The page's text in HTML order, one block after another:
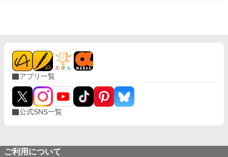
アプリ一覧
公式SNS一覧
ご利用について